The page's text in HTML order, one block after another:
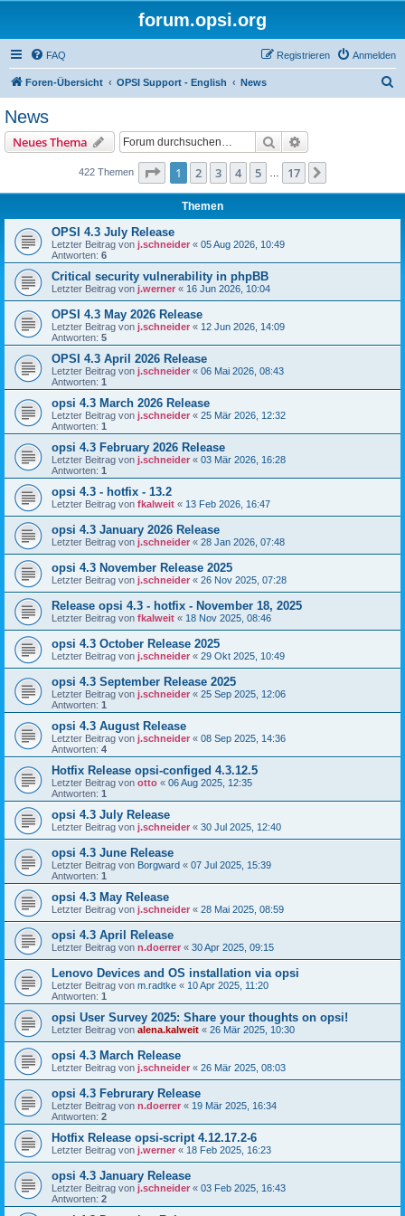
forum.opsi.org
FAQ Anmelden
Registrieren
Foren-Übersicht OPSI Support - English News
News
Neues Thema Suche
422 Themen Seite 1von 17
1 2 3 4 5 17
Themen
OPSI 4.3 July Release
Letzter Beitrag von j.schneider « 05 Aug 2026, 10:49
Antworten: 6
Critical security vulnerability in phpBB
Letzter Beitrag von j.werner « 16 Jun 2026, 10:04
OPSI 4.3 May 2026 Release
Letzter Beitrag von j.schneider « 12 Jun 2026, 14:09
Antworten: 5
OPSI 4.3 April 2026 Release
Letzter Beitrag von j.schneider « 06 Mai 2026, 08:43
Antworten: 1
opsi 4.3 March 2026 Release
Letzter Beitrag von j.schneider « 25 Mär 2026, 12:32
Antworten: 1
opsi 4.3 February 2026 Release
Letzter Beitrag von j.schneider « 03 Mär 2026, 16:28
Antworten: 1
opsi 4.3 - hotfix - 13.2
Letzter Beitrag von fkalweit « 13 Feb 2026, 16:47
opsi 4.3 January 2026 Release
Letzter Beitrag von j.schneider « 28 Jan 2026, 07:48
opsi 4.3 November Release 2025
Letzter Beitrag von j.schneider « 26 Nov 2025, 07:28
Release opsi 4.3 - hotfix - November 18, 2025
Letzter Beitrag von fkalweit « 18 Nov 2025, 08:46
opsi 4.3 October Release 2025
Letzter Beitrag von j.schneider « 29 Okt 2025, 10:49
opsi 4.3 September Release 2025
Letzter Beitrag von j.schneider « 25 Sep 2025, 12:06
Antworten: 1
opsi 4.3 August Release
Letzter Beitrag von j.schneider « 08 Sep 2025, 14:36
Antworten: 4
Hotfix Release opsi-configed 4.3.12.5
Letzter Beitrag von otto « 06 Aug 2025, 12:35
Antworten: 1
opsi 4.3 July Release
Letzter Beitrag von j.schneider « 30 Jul 2025, 12:40
opsi 4.3 June Release
Letzter Beitrag von Borgward « 07 Jul 2025, 15:39
Antworten: 1
opsi 4.3 May Release
Letzter Beitrag von j.schneider « 28 Mai 2025, 08:59
opsi 4.3 April Release
Letzter Beitrag von n.doerrer « 30 Apr 2025, 09:15
Lenovo Devices and OS installation via opsi
Letzter Beitrag von m.radtke « 10 Apr 2025, 11:20
Antworten: 1
opsi User Survey 2025: Share your thoughts on opsi!
Letzter Beitrag von alena.kalweit « 26 Mär 2025, 10:30
opsi 4.3 March Release
Letzter Beitrag von j.schneider « 26 Mär 2025, 08:03
opsi 4.3 Februrary Release
Letzter Beitrag von n.doerrer « 19 Mär 2025, 16:34
Antworten: 2
Hotfix Release opsi-script 4.12.17.2-6
Letzter Beitrag von j.werner « 18 Feb 2025, 16:23
opsi 4.3 January Release
Letzter Beitrag von j.schneider « 03 Feb 2025, 16:43
Antworten: 2